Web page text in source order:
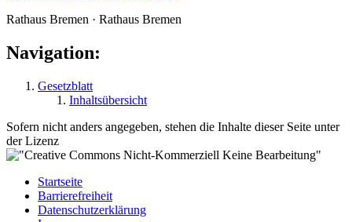
Rathaus Bremen · Rathaus Bremen
Navigation:
Gesetzblatt
Inhaltsübersicht
Sofern nicht anders angegeben, stehen die Inhalte dieser Seite unter
der Lizenz
Startseite
Barrierefreiheit
Datenschutzerklärung